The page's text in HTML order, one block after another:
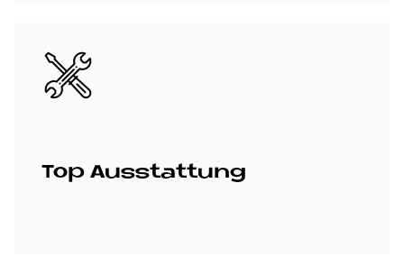
Bild
Top Aus­stat­tung